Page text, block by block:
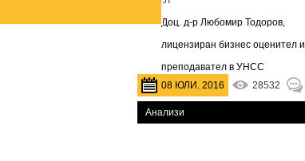
Доц. д-р Любомир Тодоров,
лицензиран бизнес оценител и
преподавател в УНСС
28532
08 ЮЛИ. 2016
Анализи